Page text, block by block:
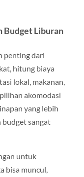
Budget Liburan
penting dari
hitung biaya
lokal, makanan,
akomodasi
yang lebih
budget sangat
untuk
bisa muncul,